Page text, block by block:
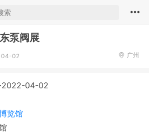
泵阀展
04-02 广州
04-02
览馆